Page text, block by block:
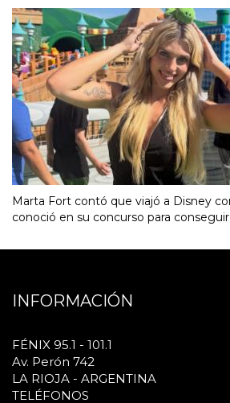
Marta Fort contó que viajó a Disney
conoció en su concurso para
INFORMACIÓN
FÉNIX 95.1 - 101.1
Av. Perón 742
LA RIOJA - ARGENTINA
TELÉFONOS